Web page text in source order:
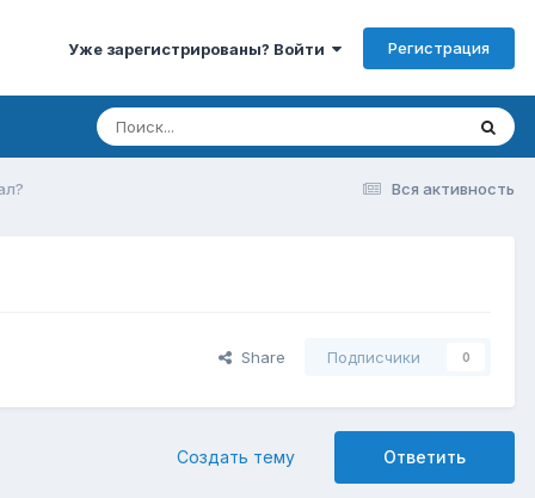
Уже зарегистрированы? Войти Регистрация
Вся активность
Share Подписчики 0
Ответить
Создать тему